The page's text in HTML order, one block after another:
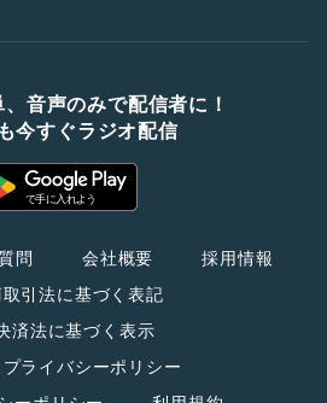
音声のみで配信者に！
今すぐラジオ配信
問 会社概要
採用情報
引法に基づく表記
済法に基づく表示
ライバシーポリシー